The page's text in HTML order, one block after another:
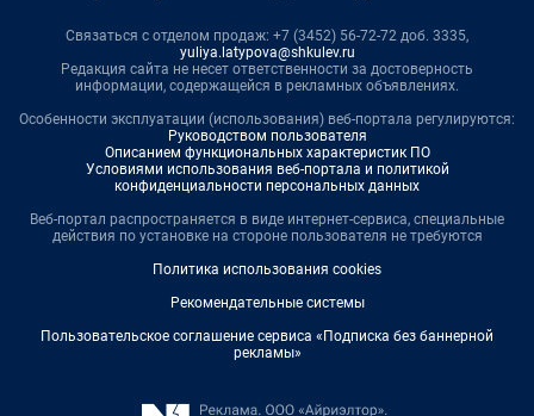
Связаться с отделом продаж: +7 (3452) 56-72-72 доб. 3335,
yuliya.latypova@shkulev.ru
Редакция сайта не несет ответственности за достоверность
информации, содержащейся в рекламных объявлениях.
Особенности эксплуатации (использования) веб-портала регулируются:
Руководством пользователя
Описанием функциональных характеристик ПО
Условиями использования веб-портала и политикой
конфиденциальности персональных данных
Веб-портал распространяется в виде интернет-сервиса, специальные
действия по установке на стороне пользователя не требуются
Политика использования cookies
Рекомендательные системы
Пользовательское соглашение сервиса «Подписка без баннерной
рекламы»